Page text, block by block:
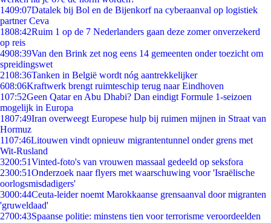
1409:07Datalek bij Bol en de Bijenkorf na cyberaanval op logistiek
partner Ceva
1808:42Ruim 1 op de 7 Nederlanders gaan deze zomer onverzekerd
op reis
4908:39Van den Brink zet nog eens 14 gemeenten onder toezicht om
spreidingswet
2108:36Tanken in België wordt nóg aantrekkelijker
608:06Kraftwerk brengt ruimteschip terug naar Eindhoven
107:52Geen Qatar en Abu Dhabi? Dan eindigt Formule 1-seizoen
mogelijk in Europa
1807:49Iran overweegt Europese hulp bij ruimen mijnen in Straat van
Hormuz
1107:46Litouwen vindt opnieuw migrantentunnel onder grens met
Wit-Rusland
3200:51Vinted-foto's van vrouwen massaal gedeeld op seksfora
2300:51Onderzoek naar flyers met waarschuwing voor 'Israëlische
oorlogsmisdadigers'
3000:44Ceuta-leider noemt Marokkaanse grensaanval door migranten
'gruweldaad'
2700:43Spaanse politie: minstens tien voor terrorisme veroordeelden